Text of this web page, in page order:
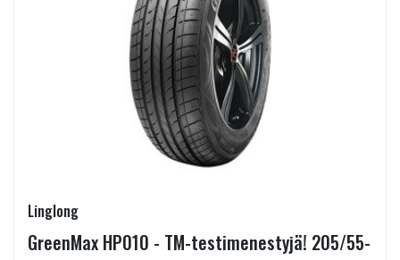
Linglong
GreenMax HP010 - TM-testimenestyjä! 205/55-